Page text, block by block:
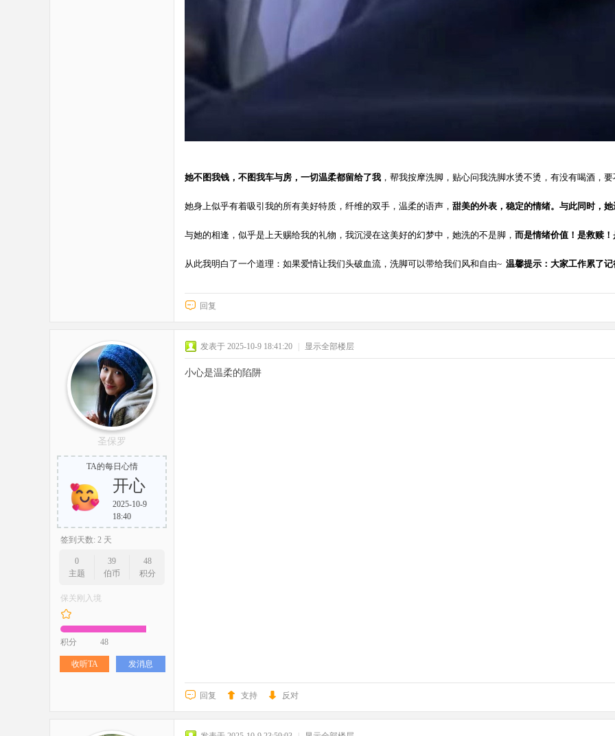
她不图我钱，不图我车与房，一切温柔都留给了我 ，帮我按摩洗脚，贴心问我洗脚水烫不烫，有没有喝酒，
她身上似乎有着吸引我的所有美好特质，纤维的双手，温柔的语声， 甜美的外表，稳定的情绪。与此同时，
与她的相逢，似乎是上天赐给我的礼物，我沉浸在这美好的幻梦中，她洗的不是脚， 而是情绪价值！是救赎
从此我明白了一个道理：如果爱情让我们头破血流，洗脚可以带给我们风和自由~ 温馨提示：大家工作累了
回复
圣保罗
TA的每日心情
开心
2025-10-9
18:40
签到天数: 2 天
0
主题
39
伯币
48
积分
保关刚入境
积分 48
收听TA 发消息
发表于 2025-10-9 18:41:20 显示全部楼层
小心是温柔的陷阱
回复 支持 反对